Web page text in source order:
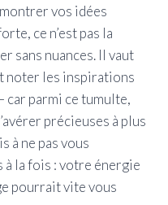
vos idées
ce n’est pas la
sans nuances. Il vaut
noter les inspirations
car parmi ce tumulte,
précieuses à plus
à ne pas vous
la fois : votre énergie
pourrait vite vous